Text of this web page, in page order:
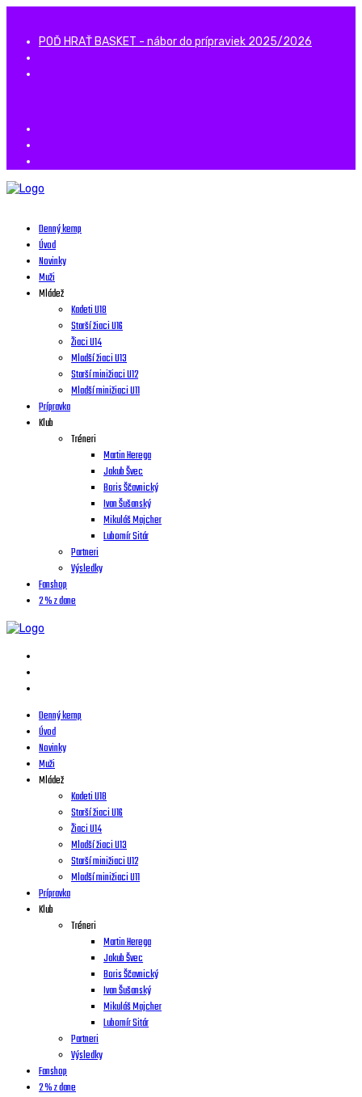
POĎ HRAŤ BASKET - nábor do prípraviek 2025/2026
Denný kemp
Úvod
Novinky
Muži
Mládež
Kadeti U18
Starší žiaci U16
Žiaci U14
Mladší žiaci U13
Starší minižiaci U12
Mladší minižiaci U11
Prípravka
Klub
Tréneri
Martin Herega
Jakub Švec
Boris Ščavnický
Ivan Šušanský
Mikuláš Majcher
Lubomír Sitár
Partneri
Výsledky
Fanshop
2 % z dane
Denný kemp
Úvod
Novinky
Muži
Mládež
Kadeti U18
Starší žiaci U16
Žiaci U14
Mladší žiaci U13
Starší minižiaci U12
Mladší minižiaci U11
Prípravka
Klub
Tréneri
Martin Herega
Jakub Švec
Boris Ščavnický
Ivan Šušanský
Mikuláš Majcher
Lubomír Sitár
Partneri
Výsledky
Fanshop
2 % z dane